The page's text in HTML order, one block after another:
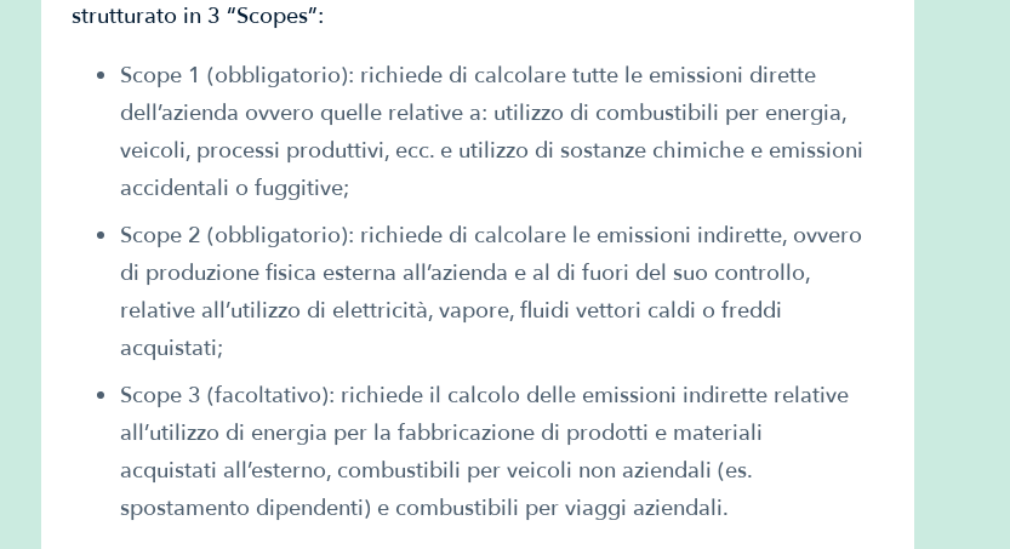
strutturato in 3 “Scopes”:
Scope 1 (obbligatorio): richiede di calcolare tutte le emissioni dirette
dell’azienda ovvero quelle relative a: utilizzo di combustibili per energia,
veicoli, processi produttivi, ecc. e utilizzo di sostanze chimiche e emissioni
accidentali o fuggitive;
Scope 2 (obbligatorio): richiede di calcolare le emissioni indirette, ovvero
di produzione fisica esterna all’azienda e al di fuori del suo controllo,
relative all’utilizzo di elettricità, vapore, fluidi vettori caldi o freddi
acquistati;
Scope 3 (facoltativo): richiede il calcolo delle emissioni indirette relative
all’utilizzo di energia per la fabbricazione di prodotti e materiali
acquistati all’esterno, combustibili per veicoli non aziendali (es.
spostamento dipendenti) e combustibili per viaggi aziendali.